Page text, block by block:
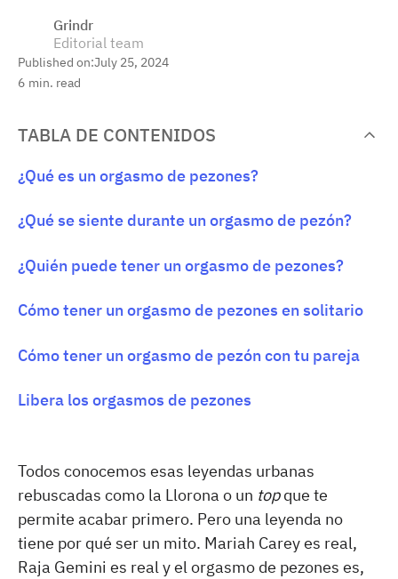
Grindr
Editorial team
Published on:July 25, 2024
6 min. read
TABLA DE CONTENIDOS
¿Qué es un orgasmo de pezones?
¿Qué se siente durante un orgasmo de pezón?
¿Quién puede tener un orgasmo de pezones?
Cómo tener un orgasmo de pezones en solitario
Cómo tener un orgasmo de pezón con tu pareja
Libera los orgasmos de pezones
Todos conocemos esas leyendas urbanas
rebuscadas como la Llorona o un topque te
permite acabar primero. Pero una leyenda no
tiene por qué ser un mito. Mariah Carey es real,
Raja Gemini es real y el orgasmo de pezones es,